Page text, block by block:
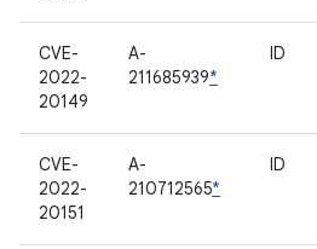
CVE-
2022-
20149
A-
211685939*
ID
CVE-
2022-
20151
A-
210712565*
ID